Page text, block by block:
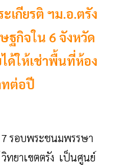
เกียรติ ฯม.อ.ตรัง
ฐกิจใน 6 จังหวัด
ด้ให้เช่าพื้นที่ห้อง
ทต่อปี
รอบพระชนมพรรษา
ทยาเขตตรัง เป็นศูนย์